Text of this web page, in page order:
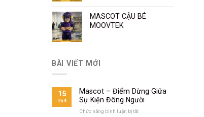
MASCOT CẬU BÉ
MOOVTEK
BÀI VIẾT MỚI
15
Th4
Mascot – Điểm Dừng Giữa
Sự Kiện Đông Người
Chức năng bình luận bị tắt